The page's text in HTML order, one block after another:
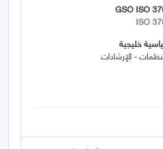
GSO ISO
ISO
خليجية
- الإرشادات